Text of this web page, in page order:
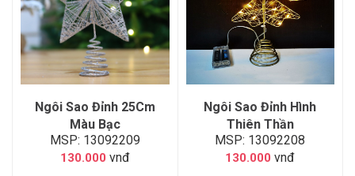
Ngôi Sao Đỉnh 25Cm
Màu Bạc
MSP: 13092209
130.000 vnđ
Ngôi Sao Đỉnh Hình
Thiên Thần
MSP: 13092208
130.000 vnđ